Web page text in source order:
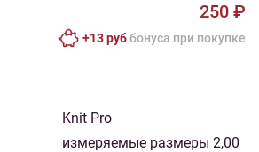
250 ₽
+13 руббонусa при покупке
Knit Pro
измеряемые размеры 2,00